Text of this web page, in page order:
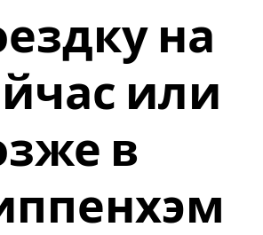
на
или
в